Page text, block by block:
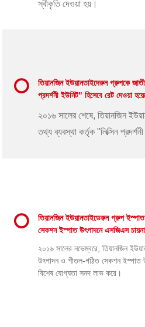
স্বীকৃতি দেওয়া হয়।
তিয়ানজিন ইউয়ানতাইদেরুন গ্রুপকে
প্রদর্শনী ইউনিট" হিসেবে রেট দেওয়া
২০১৬ সালের শেষে, তিয়ানজিন
তথ্য ব্যবস্থা কর্তৃক "লিক্সিন
তিয়ানজিন ইউয়ানতাইডেরুন গ্রুপ
সেকশন ইস্পাত উৎপাদনে এসজিএস
২০১৬ সালের নভেম্বরে, তিয়ানজিন
উৎপাদন ও শীতল-গঠিত সেকশন ইস্পাত
বিশেষ যোগ্যতা সনদ লাভ করে।